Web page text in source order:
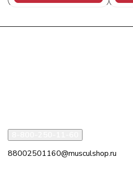
88002501160@musculshop.ru